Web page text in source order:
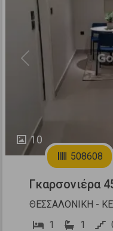
10
Previous
508608
Γκαρσονιέρα
ΘΕΣΣΑΛΟΝΙΚΗ -
1
1